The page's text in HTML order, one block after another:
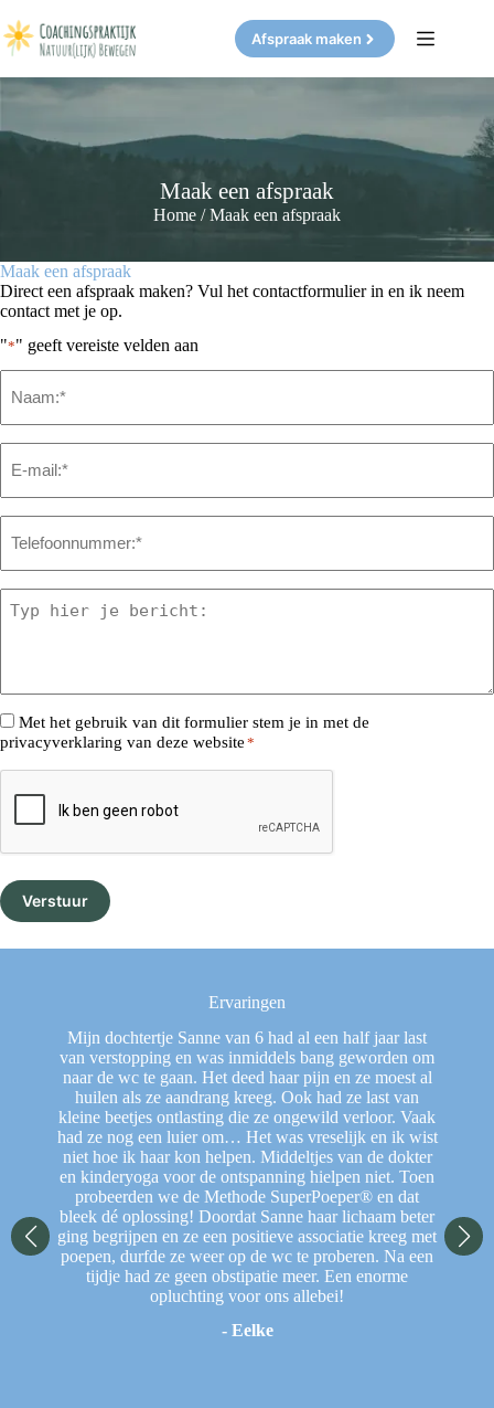
naar
de
Afspraak maken
Maak een afspraak
Home /Maak een afspraak
Maak een afspraak
Direct een afspraak maken? Vul het contactformulier in en ik neem
contact met je op.
"*" geeft vereiste velden aan
Consent
*
Met het gebruik van dit formulier stem je in met de
privacyverklaring van deze website *
CAPTCHA
Ervaringen
Mijn dochtertje Sanne van 6 had al een half jaar last
van verstopping en was inmiddels bang geworden om
naar de wc te gaan. Het deed haar pijn en ze moest al
huilen als ze aandrang kreeg. Ook had ze last van
kleine beetjes ontlasting die ze ongewild verloor. Vaak
had ze nog een luier om… Het was vreselijk en ik wist
niet hoe ik haar kon helpen. Middeltjes van de dokter
en kinderyoga voor de ontspanning hielpen niet. Toen
probeerden we de Methode SuperPoeper® en dat
bleek dé oplossing! Doordat Sanne haar lichaam beter
ging begrijpen en ze een positieve associatie kreeg met
poepen, durfde ze weer op de wc te proberen. Na een
tijdje had ze geen obstipatie meer. Een enorme
opluchting voor ons allebei!
- Eelke